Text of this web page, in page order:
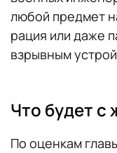
любой предмет
рация или даже
взрывным
Что будет с
По оценкам